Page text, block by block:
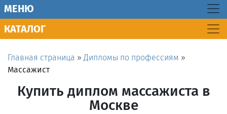
MEНЮ
КАТАЛОГ
Главная страница » Дипломы по профессиям »
Массажист
Купить диплом массажиста в
Москве